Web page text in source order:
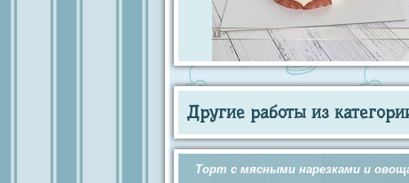
Другие работы из
Торт с мясными нарезками и